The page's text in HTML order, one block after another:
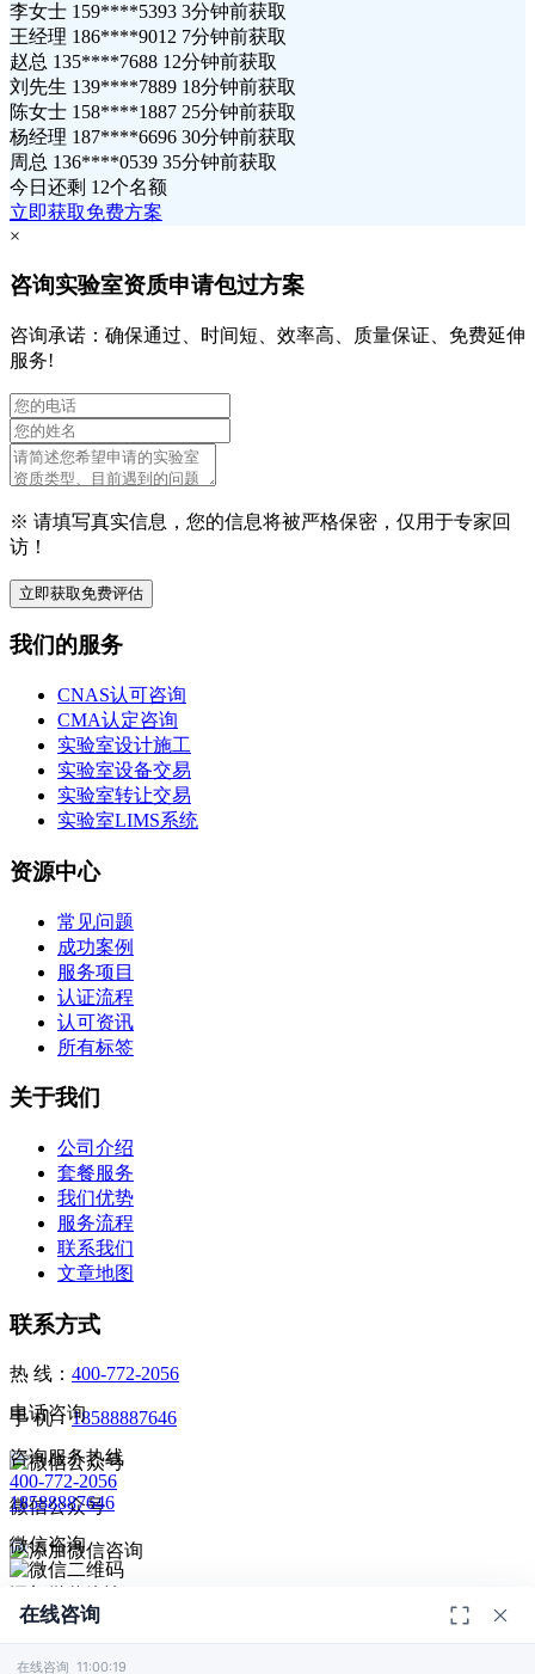
李女士 159****5393 3分钟前获取
王经理 186****9012 7分钟前获取
赵总 135****7688 12分钟前获取
刘先生 139****7889 18分钟前获取
陈女士 158****1887 25分钟前获取
杨经理 187****6696 30分钟前获取
周总 136****0539 35分钟前获取
今日还剩 12个名额
立即获取免费方案
×
咨询实验室资质申请包过方案
咨询承诺：确保通过、时间短、效率高、质量保证、免费延伸
服务!
※ 请填写真实信息，您的信息将被严格保密，仅用于专家回
访！
立即获取免费评估
我们的服务
CNAS认可咨询
CMA认定咨询
实验室设计施工
实验室设备交易
实验室转让交易
实验室LIMS系统
资源中心
常见问题
成功案例
服务项目
认证流程
认可资讯
所有标签
关于我们
公司介绍
套餐服务
我们优势
服务流程
联系我们
文章地图
联系方式
热 线： 400-772-2056
手 机：18588887646
微信公众号
© 2026深圳市德恺检测有限公司版权所有 -宣传册|粤ICP备
2025393459号-1
电话咨询
咨询服务热线
400-772-2056
18588887646
微信咨询
扫码添加微信咨询
给我回电
在线咨询
在线咨询 11:00:19